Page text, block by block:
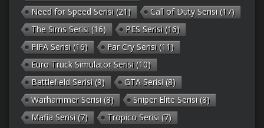
Need for Speed Serisi (21) Call of Duty Serisi (17)
The Sims Serisi (16) PES Serisi (16)
FIFA Serisi (16) Far Cry Serisi (11)
Euro Truck Simulator Serisi (10)
Battlefield Serisi (9) GTA Serisi (8)
Warhammer Serisi (8) Sniper Elite Serisi (8)
Mafia Serisi (7) Tropico Serisi (7)